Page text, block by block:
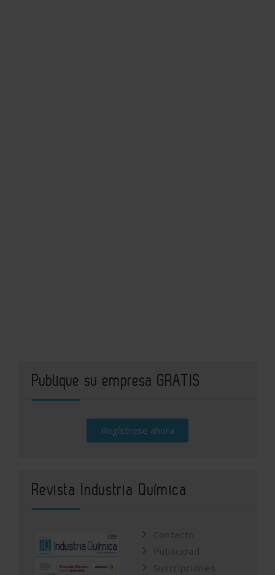
Publique su empresa GRATIS
Regístrese ahora
Revista Industria Química
Contacto
Publicidad
Suscripciones